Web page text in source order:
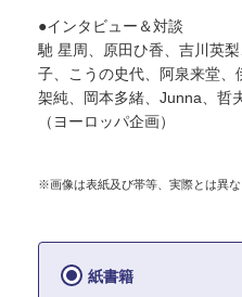
●インタビュー＆対談
馳 星周、原田ひ香、吉川英
子、こうの史代、阿泉来堂、
架純、岡本多緒、Junna、哲
（ヨーロッパ企画）
※画像は表紙及び帯等、実際とは異な
紙書籍